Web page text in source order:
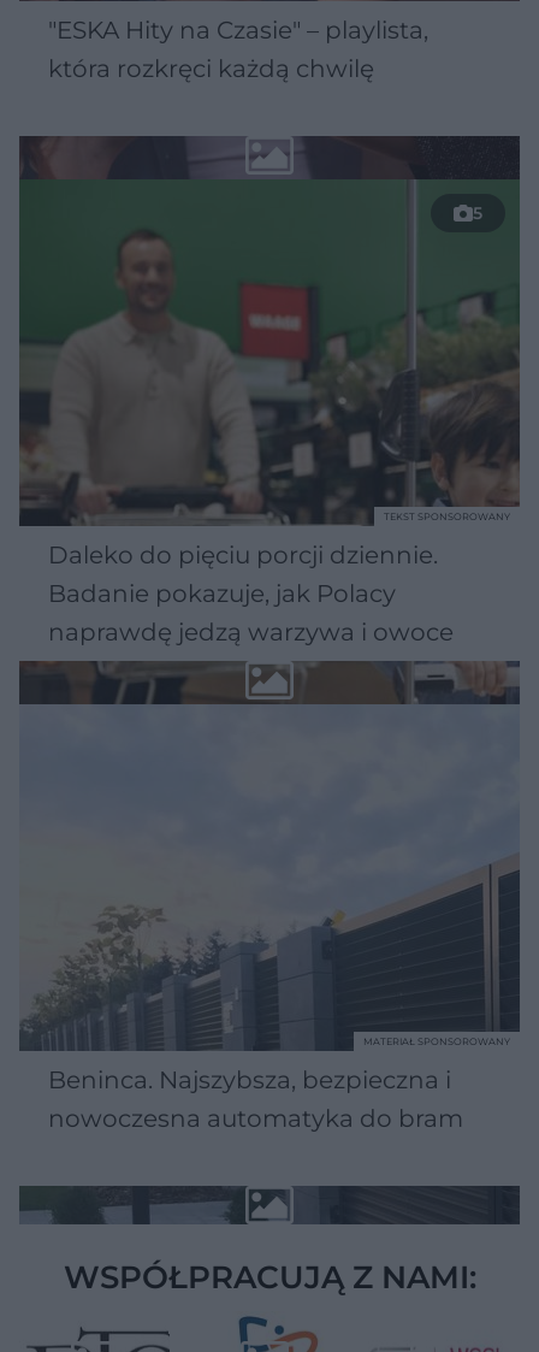
"ESKA Hity na Czasie" – playlista,
która rozkręci każdą chwilę
5
Daleko do pięciu porcji dziennie.
Badanie pokazuje, jak Polacy
naprawdę jedzą warzywa i owoce
TEKST SPONSOROWANY
Beninca. Najszybsza, bezpieczna i
nowoczesna automatyka do bram
MATERIAŁ SPONSOROWANY
WSPÓŁPRACUJĄ Z NAMI: